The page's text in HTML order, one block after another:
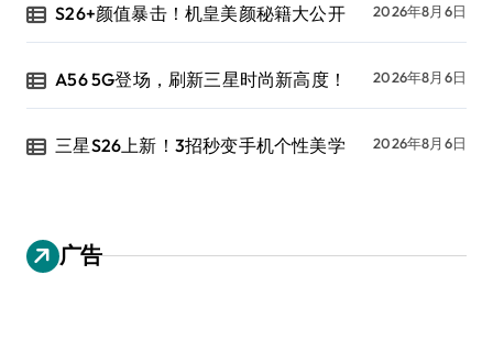
S26+颜值暴击！机皇美颜秘籍大公开 2026年8月6日
A56 5G登场，刷新三星时尚新高度！ 2026年8月6日
三星S26上新！3招秒变手机个性美学 2026年8月6日
广告